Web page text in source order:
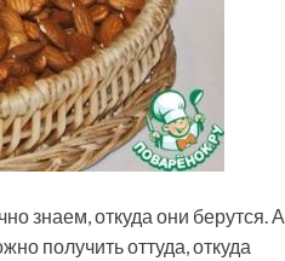
знаем, откуда они берутся. А
получить оттуда, откуда